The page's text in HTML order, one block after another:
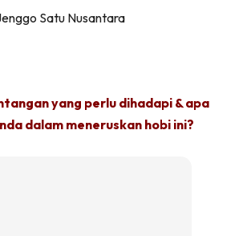
yang perlu dihadapi & apa
dalam meneruskan hobi ini?